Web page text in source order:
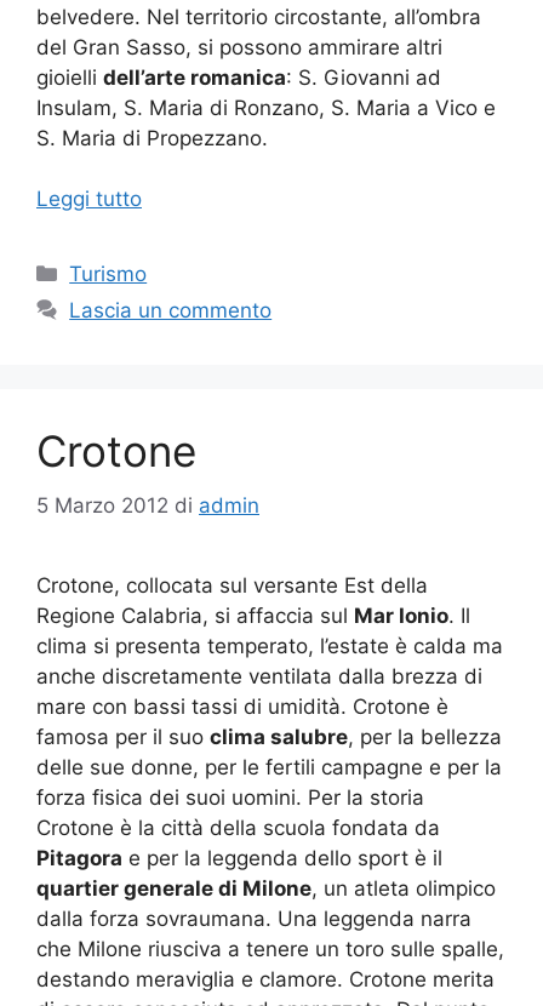
belvedere. Nel territorio circostante, all’ombra
del Gran Sasso, si possono ammirare altri
gioielli dell’arte romanica: S. Giovanni ad
Insulam, S. Maria di Ronzano, S. Maria a Vico e
S. Maria di Propezzano.
Leggi tutto
Categorie
Turismo
Lascia un commento
Crotone
5 Marzo 2012 di admin
Crotone, collocata sul versante Est della
Regione Calabria, si affaccia sul Mar Ionio. Il
clima si presenta temperato, l’estate è calda ma
anche discretamente ventilata dalla brezza di
mare con bassi tassi di umidità. Crotone è
famosa per il suo clima salubre, per la bellezza
delle sue donne, per le fertili campagne e per la
forza fisica dei suoi uomini. Per la storia
Crotone è la città della scuola fondata da
Pitagora e per la leggenda dello sport è il
quartier generale di Milone, un atleta olimpico
dalla forza sovraumana. Una leggenda narra
che Milone riusciva a tenere un toro sulle spalle,
destando meraviglia e clamore. Crotone merita